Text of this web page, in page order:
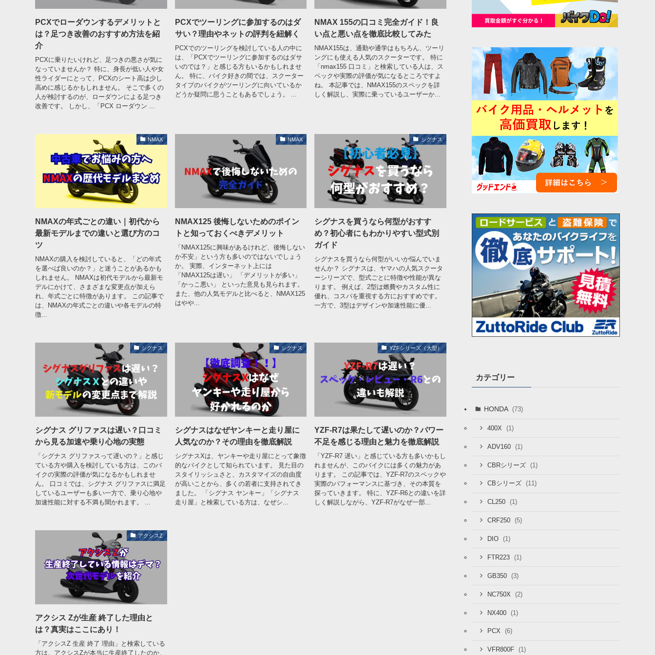
PCXでローダウンするデメリットと
は？足つき改善のおすすめ方法を紹
介
PCXに乗りたいけれど、足つきの悪さが気に
なっていませんか？ 特に、身長が低い人や女
性ライダーにとって、PCXのシート高は少し
高めに感じるかもしれません。 そこで多くの
人が検討するのが、ローダウンによる足つき
改善です。 しかし、「PCX ローダウン ...
PCXでツーリングに参加するのはダ
サい？理由やネットの評判を紐解く
PCXでのツーリングを検討している人の中に
は、「PCXでツーリングに参加するのはダサ
いのでは？」と感じる方もいるかもしれませ
ん。 特に、バイク好きの間では、スクーター
タイプのバイクがツーリングに向いているか
どうか疑問に思うこともあるでしょう。 ...
NMAX 155の口コミ完全ガイド！良
い点と悪い点を徹底比較してみた
NMAX155は、通勤や通学はもちろん、ツーリ
ングにも使える人気のスクーターです。 特に
「nmax155 口コミ」と検索している人は、ス
ペックや実際の評価が気になるところですよ
ね。 本記事では、NMAX155のスペックを詳
しく解説し、実際に乗っているユーザーか...
NMAX
NMAXの年式ごとの違い｜初代から
最新モデルまでの違いと選び方のコ
ツ
NMAXの購入を検討していると、「どの年式
を選べば良いのか？」と迷うことがあるかも
しれません。 NMAXは初代モデルから最新モ
デルにかけて、さまざまな変更点が加えら
れ、年式ごとに特徴があります。 この記事で
は、NMAXの年式ごとの違いや各モデルの特
徴...
NMAX
NMAX125 後悔しないためのポイン
トと知っておくべきデメリット
「NMAX125に興味があるけれど、後悔しない
か不安」という方も多いのではないでしょう
か。 実際、インターネット上には
「NMAX125は遅い」 「デメリットが多い」
「かっこ悪い」 といった意見も見られます。
また、他の人気モデルと比べると、NMAX125
はやや...
シグナス
シグナスを買うなら何型がおすす
め？初心者にもわかりやすい型式別
ガイド
シグナスを買うなら何型がいいか悩んでいま
せんか？ シグナスは、ヤマハの人気スクータ
ーシリーズで、型式ごとに特徴や性能が異な
ります。 例えば、2型は燃費やカスタム性に
優れ、コスパを重視する方におすすめです。
一方で、3型はデザインや加速性能に優...
シグナス
シグナス グリファスは遅い？口コミ
から見る加速や乗り心地の実態
「シグナス グリファスって遅いの？」と感じ
ている方や購入を検討している方は、このバ
イクの実際の評価が気になるかもしれませ
ん。 口コミでは、シグナス グリファスに満足
しているユーザーも多い一方で、乗り心地や
加速性能に対する不満も聞かれます。 ...
シグナス
シグナスはなぜヤンキーと走り屋に
人気なのか？その理由を徹底解説
シグナスXは、ヤンキーや走り屋にとって象徴
的なバイクとして知られています。 見た目の
スタイリッシュさと、カスタマイズの自由度
が高いことから、多くの若者に支持されてき
ました。 「シグナス ヤンキー」「シグナス
走り屋」と検索している方は、なぜシ...
YZFシリーズ（大型）
YZF-R7は果たして遅いのか？パワー
不足を感じる理由と魅力を徹底解説
「YZF-R7 遅い」と感じている方も多いかもし
れませんが、このバイクには多くの魅力があ
ります。 この記事では、YZF-R7のスペックや
実際のパフォーマンスに基づき、その本質を
探っていきます。 特に、YZF-R6との違いを詳
しく解説しながら、YZF-R7がなぜ一部...
アクシスZ
アクシス Zが生産 終了した理由と
は？真実はここにあり！
「アクシスZ 生産 終了 理由」と検索している
方は、アクシスZが本当に生産終了したのか、
カテゴリー
HONDA (73)
400X (1)
ADV160 (1)
CBRシリーズ (1)
CBシリーズ (11)
CL250 (1)
CRF250 (5)
DIO (1)
FTR223 (1)
GB350 (3)
NC750X (2)
NX400 (1)
PCX (6)
VFR800F (1)